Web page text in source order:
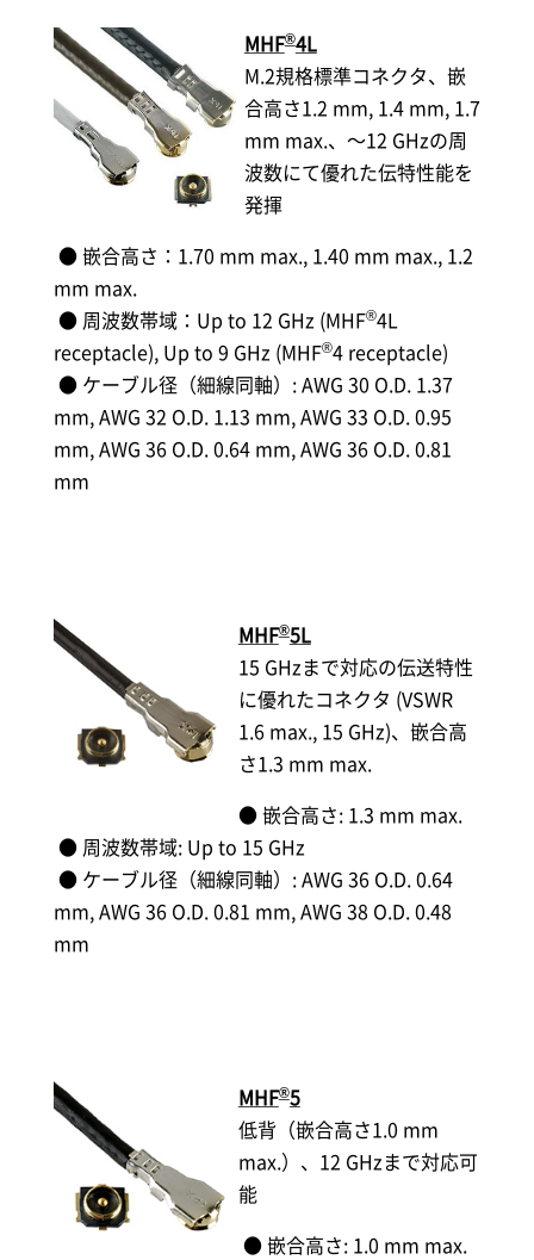
MHF®4L
M.2規格標準コネクタ、嵌
合高さ1.2 mm, 1.4 mm, 1.7
mm max.、～12 GHzの周
波数にて優れた伝特性能を
発揮
● 嵌合高さ：1.70 mm max., 1.40 mm max., 1.2
mm max.
● 周波数帯域：Up to 12 GHz (MHF®4L
receptacle), Up to 9 GHz (MHF®4 receptacle)
● ケーブル径（細線同軸）: AWG 30 O.D. 1.37
mm, AWG 32 O.D. 1.13 mm, AWG 33 O.D. 0.95
mm, AWG 36 O.D. 0.64 mm, AWG 36 O.D. 0.81
mm
MHF®5L
15 GHzまで対応の伝送特性
に優れたコネクタ (VSWR
1.6 max., 15 GHz)、嵌合高
さ1.3 mm max.
● 嵌合高さ: 1.3 mm max.
● 周波数帯域: Up to 15 GHz
● ケーブル径（細線同軸）: AWG 36 O.D. 0.64
mm, AWG 36 O.D. 0.81 mm, AWG 38 O.D. 0.48
mm
MHF®5
低背（嵌合高さ1.0 mm
max.）、12 GHzまで対応可
能
● 嵌合高さ: 1.0 mm max.